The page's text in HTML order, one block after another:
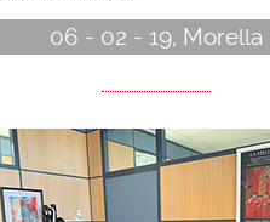
06 - 02 - 19, Morella